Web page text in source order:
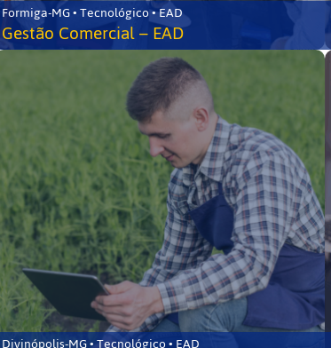
Formiga-MG • Tecnológico • EAD
Gestão Comercial – EAD